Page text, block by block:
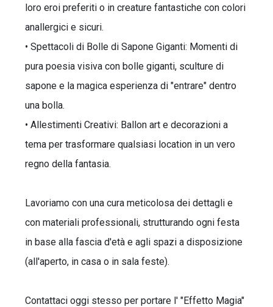
loro eroi preferiti o in creature fantastiche con colori
anallergici e sicuri.
• Spettacoli di Bolle di Sapone Giganti: Momenti di
pura poesia visiva con bolle giganti, sculture di
sapone e la magica esperienza di "entrare" dentro
una bolla.
• Allestimenti Creativi: Ballon art e decorazioni a
tema per trasformare qualsiasi location in un vero
regno della fantasia.
Lavoriamo con una cura meticolosa dei dettagli e
con materiali professionali, strutturando ogni festa
in base alla fascia d'età e agli spazi a disposizione
(all'aperto, in casa o in sala feste).
Contattaci oggi stesso per portare l' "Effetto Magia"